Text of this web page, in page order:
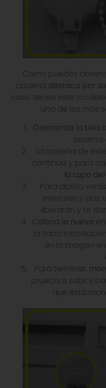
Como puedes
cadena destaca por
caso tienes este
uno de los más
Desmonta la tela
sistema
La cadena de
continua y para
la tapa
Para abrirla
inferiores y dos
liberarán y te
Coloca la nueva
la tapa
en la imagen
Para terminar,
prueba a subir y
que está